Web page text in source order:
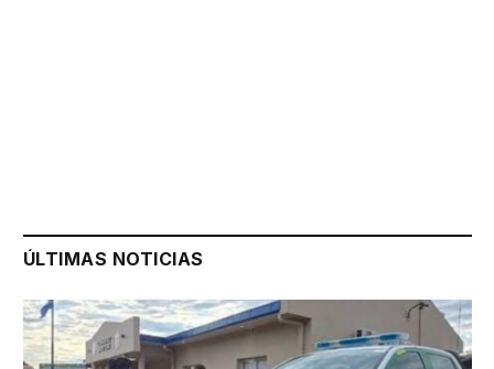
ÚLTIMAS NOTICIAS